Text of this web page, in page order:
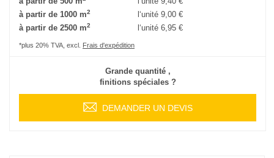
à partir de 1000 m2 l‘unité9,00 €
à partir de 2500 m2 l‘unité6,95 €
*plus 20% TVA, excl. Frais d'expédition
Grande quantité ,
finitions spéciales ?
DEMANDER UN DEVIS